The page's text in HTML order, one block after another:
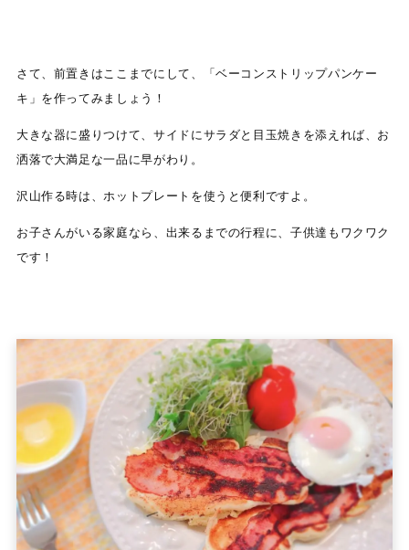
さて、前置きはここまでにして、「ベーコンストリップパンケー
キ」を作ってみましょう！
大きな器に盛りつけて、サイドにサラダと目玉焼きを添えれば、お
洒落で大満足な一品に早がわり。
沢山作る時は、ホットプレートを使うと便利ですよ。
お子さんがいる家庭なら、出来るまでの行程に、子供達もワクワク
です！